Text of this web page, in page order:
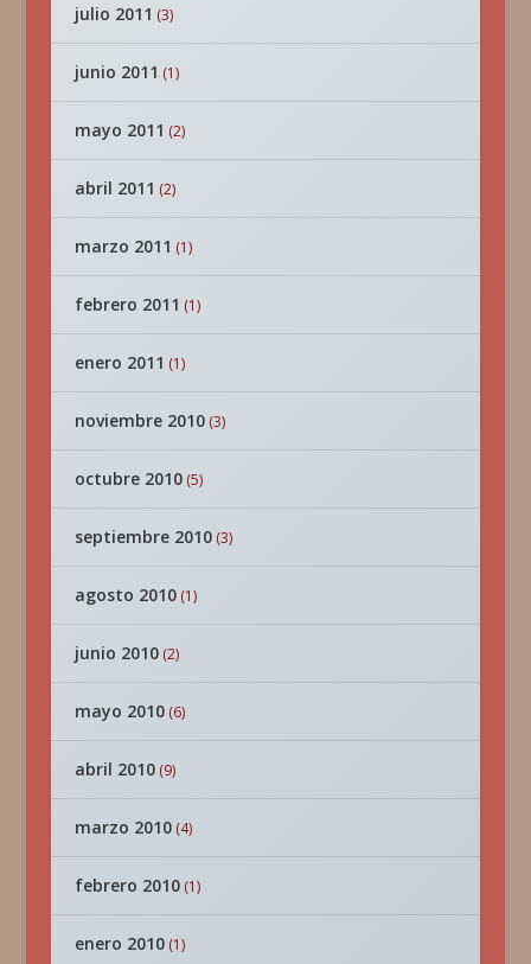
julio 2011 (3)
junio 2011 (1)
mayo 2011 (2)
abril 2011 (2)
marzo 2011 (1)
febrero 2011 (1)
enero 2011 (1)
noviembre 2010(3)
octubre 2010(5)
septiembre 2010(3)
agosto 2010(1)
junio 2010(2)
mayo 2010(6)
abril 2010(9)
marzo 2010(4)
febrero 2010(1)
enero 2010(1)